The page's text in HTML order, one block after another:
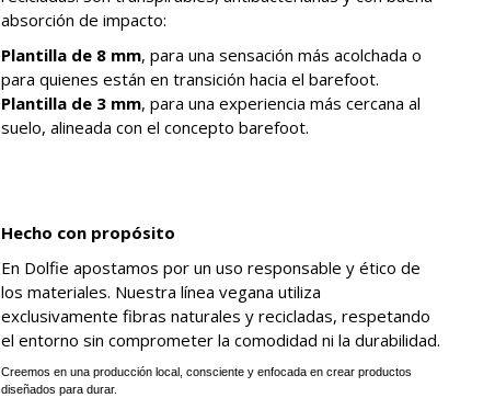
absorción de impacto:
Plantilla de 8 mm, para una sensación más acolchada o
para quienes están en transición hacia el barefoot.
Plantilla de 3 mm, para una experiencia más cercana al
suelo, alineada con el concepto barefoot.
Hecho con propósito
En Dolfie apostamos por un uso responsable y ético de
los materiales. Nuestra línea vegana utiliza
exclusivamente fibras naturales y recicladas, respetando
el entorno sin comprometer la comodidad ni la durabilidad.
Creemos en una producción local, consciente y enfocada en crear productos
diseñados para durar.